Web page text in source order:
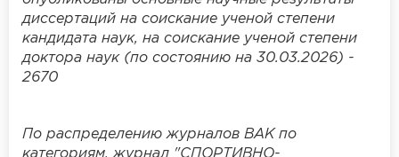
диссертаций на соискание ученой степени
кандидата наук, на соискание ученой степени
доктора наук (по состоянию на 30.03.2026) -
2670
По распределению журналов ВАК по
категориям, журнал "СПОРТИВНО-